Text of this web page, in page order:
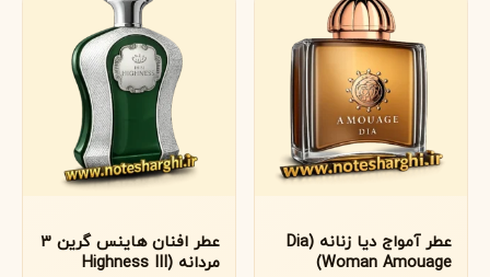
عطر آمواج دیا زنانه (Dia
Woman Amouage)
عطر افنان هاینس گرین 3
مردانه (Highness III